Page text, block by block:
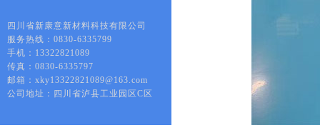
四川省新康意新材料科技有限公司
服务热线：0830-6335799
手机：13322821089
传真：0830-6335797
邮箱：xky13322821089@163.com
公司地址：四川省泸县工业园区C区